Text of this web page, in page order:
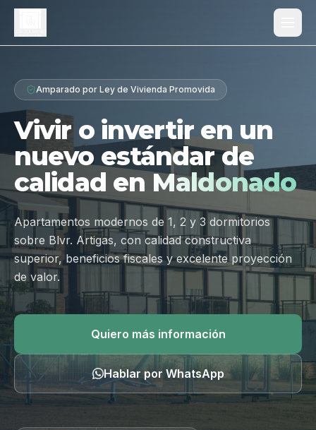
Proyecto
Diferenciales
Tipologías
Galería
Ubicación
Contacto
Hablar por WhatsApp
Amparado por Ley de Vivienda Promovida
Vivir o invertir en un
nuevo estándar de
calidad en Maldonado
Apartamentos modernos de 1, 2 y 3 dormitorios
sobre Blvr. Artigas, con calidad constructiva
superior, beneficios fiscales y excelente proyección
de valor.
Quiero más información
Hablar por WhatsApp